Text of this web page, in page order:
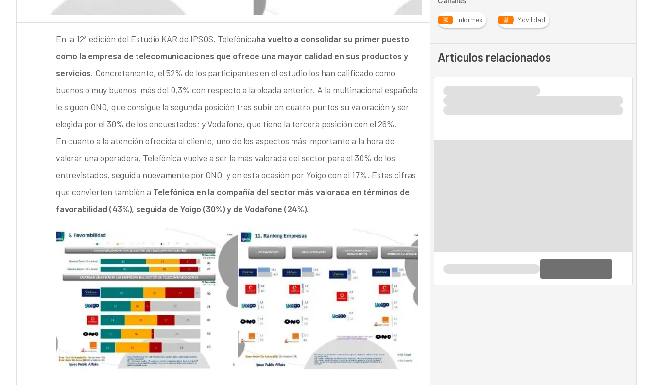
En la 12ª edición del Estudio KAR de IPSOS, Telefónicaha vuelto a consolidar su primer puesto
como la empresa de telecomunicaciones que ofrece una mayor calidad en sus productos y
servicios. Concretamente, el 52% de los participantes en el estudio los han calificado como
buenos o muy buenos, más del 0,3% con respecto a la oleada anterior. A la multinacional española
le siguen ONO, que consigue la segunda posición tras subir en cuatro puntos su valoración y ser
elegida por el 30% de los encuestados; y Vodafone, que tiene la tercera posición con el 26%.
En cuanto a la atención ofrecida al cliente, uno de los aspectos más importante a la hora de
valorar una operadora, Telefónica vuelve a ser la más valorada del sector para el 30% de los
entrevistados, seguida nuevamente por ONO, y en esta ocasión por Yoigo con el 17%. Estas cifras
que convierten también a Telefónica en la compañía del sector más valorada en términos de
favorabilidad (43%), seguida de Yoigo (30%) y de Vodafone (24%).
Informes Movilidad
Artículos relacionados